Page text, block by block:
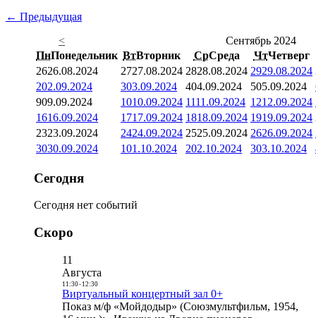
← Предыдущая
<
Сентябрь 2024
ПнПонедельник ВтВторник СрСреда ЧтЧетверг
2626.08.2024 2727.08.2024 2828.08.2024 2929.08.2024
202.09.2024 303.09.2024 404.09.2024 505.09.2024
909.09.2024 1010.09.2024 1111.09.2024 1212.09.2024
1616.09.2024 1717.09.2024 1818.09.2024 1919.09.2024
2323.09.2024 2424.09.2024 2525.09.2024 2626.09.2024
3030.09.2024 101.10.2024 202.10.2024 303.10.2024
Сегодня
Сегодня нет событий
Скоро
11
Августа
11:30- 12:30
Виртуальный концертный зал 0+
Показ м/ф «Мойдодыр» (Союзмультфильм, 1954,